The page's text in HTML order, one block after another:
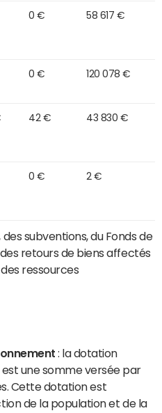
0 € 58 617 €
0 € 120 078 €
42 € 43 830 €
0 € 2 €
subventions, du Fonds de
retours de biens affectés
ressources
: la dotation
une somme versée par
Cette dotation est
de la population et de la